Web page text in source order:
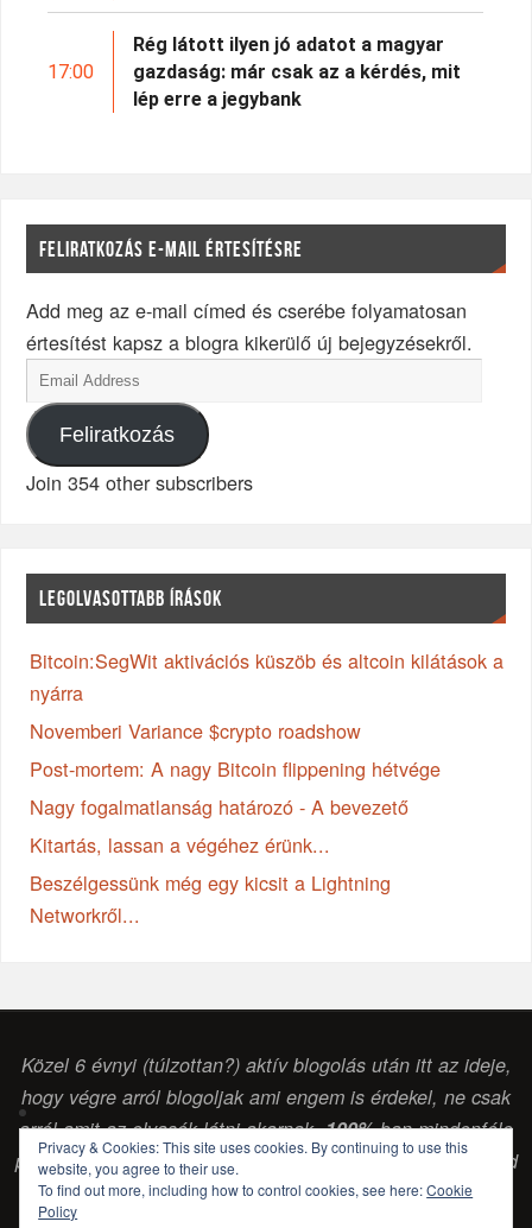
17:00
Rég látott ilyen jó adatot a magyar
gazdaság: már csak az a kérdés, mit
lép erre a jegybank
FELIRATKOZÁS E-MAIL ÉRTESÍTÉSRE
Add meg az e-mail címed és cserébe folyamatosan
értesítést kapsz a blogra kikerülő új bejegyzésekről.
Feliratkozás
Join 354 other subscribers
LEGOLVASOTTABB ÍRÁSOK
Bitcoin:SegWit aktivációs küszöb és altcoin kilátások a
nyárra
Novemberi Variance $crypto roadshow
Post-mortem: A nagy Bitcoin flippening hétvége
Nagy fogalmatlanság határozó - A bevezető
Kitartás, lassan a végéhez érünk...
Beszélgessünk még egy kicsit a Lightning
Networkről...
Közel 6 évnyi (túlzottan?) aktív blogolás után itt az ideje,
hogy végre arról blogoljak ami engem is érdekel, ne csak
arról amit az olvasók látni akarnak.100%-ban mindenféle
pénzintézettől vagy egyéb vállalkozástól független szabad
gondolkodású (sokszor laikus, de legalább) érdeklődő
Privacy & Cookies: This site uses cookies. By continuing to use this
website, you agree to their use.
To find out more, including how to control cookies, see here:Cookie
Policy